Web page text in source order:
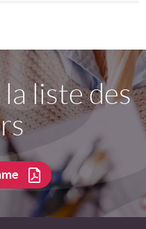
la liste des